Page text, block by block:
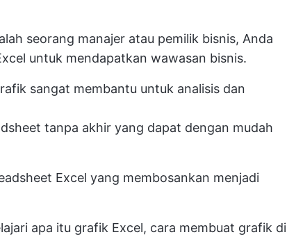
seorang manajer atau pemilik bisnis, Anda
untuk mendapatkan wawasan bisnis.
sangat membantu untuk analisis dan
tanpa akhir yang dapat dengan mudah
Excel yang membosankan menjadi
apa itu grafik Excel, cara membuat grafik di